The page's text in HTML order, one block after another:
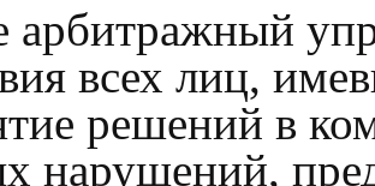
арбитражный
всех лиц,
решений в
нарушений,